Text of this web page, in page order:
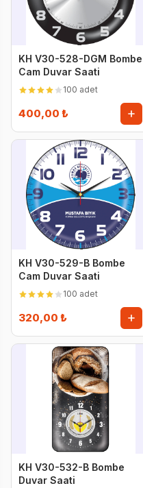
KH V30-528-DGM Bombe
Cam Duvar Saati
100 adet
400,00 ₺
KH V30-529-B Bombe
Cam Duvar Saati
100 adet
320,00 ₺
KH V30-532-B Bombe
Duvar Saati